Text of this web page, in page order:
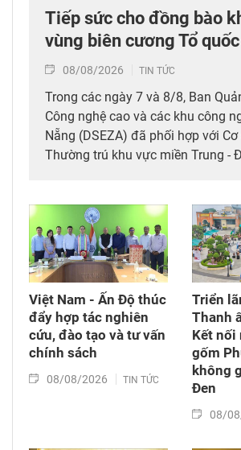
Tiếp sức cho đồng bào
vùng biên cương Tổ quốc
08/08/2026 TIN TỨC
Trong các ngày 7 và 8/8, Ban
Công nghệ cao và các khu công
Nẵng (DSEZA) đã phối hợp với Cơ
Thường trú khu vực miền Trung -
cho đồng bào nghèo tại xã biên
(thành phố Đà Nẵng).
Việt Nam - Ấn Độ thúc
đẩy hợp tác nghiên
cứu, đào tạo và tư vấn
chính sách
08/08/2026 TIN TỨC
Triển
Thanh
Kết nối
gốm
không
Đen
08/